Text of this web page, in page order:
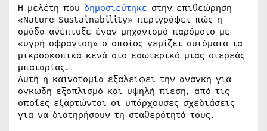
Η μελέτη που δημοσιεύτηκε στην επιθεώρηση
«Nature Sustainability» περιγράφει πώς η
ομάδα ανέπτυξε έναν μηχανισμό παρόμοιο με
«υγρή σφράγιση» ο οποίος γεμίζει αυτόματα τα
μικροσκοπικά κενά στο εσωτερικό μιας στερεάς
μπαταρίας.
Αυτή η καινοτομία εξαλείφει την ανάγκη για
ογκώδη εξοπλισμό και υψηλή πίεση, από τις
οποίες εξαρτώνται οι υπάρχουσες σχεδιάσεις
για να διατηρήσουν τη σταθερότητά τους.